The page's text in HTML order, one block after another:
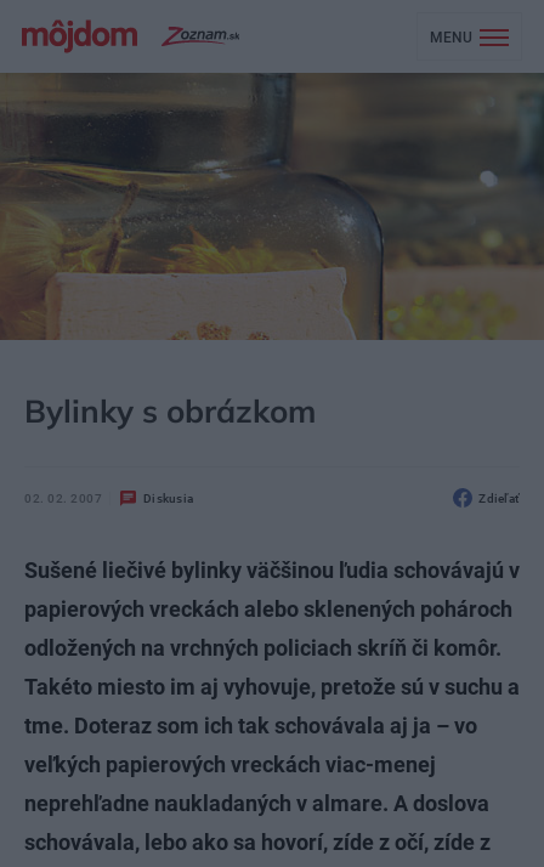
MENU
Bylinky s obrázkom
02. 02. 2007 Diskusia Zdieľať
Sušené liečivé bylinky väčšinou ľudia schovávajú v
papierových vreckách alebo sklenených pohároch
odložených na vrchných policiach skríň či komôr.
Takéto miesto im aj vyhovuje, pretože sú v suchu a
tme. Doteraz som ich tak schovávala aj ja – vo
veľkých papierových vreckách viac-menej
neprehľadne naukladaných v almare. A doslova
schovávala, lebo ako sa hovorí, zíde z očí, zíde z